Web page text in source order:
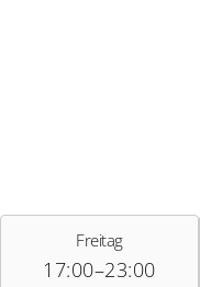
Freitag
17:00–23:00